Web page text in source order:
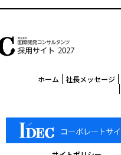
ホーム 社長メッセージ